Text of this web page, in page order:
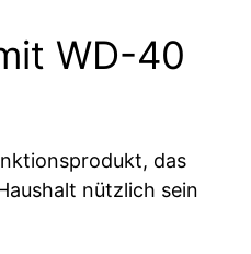
WD-40
das
nützlich sein